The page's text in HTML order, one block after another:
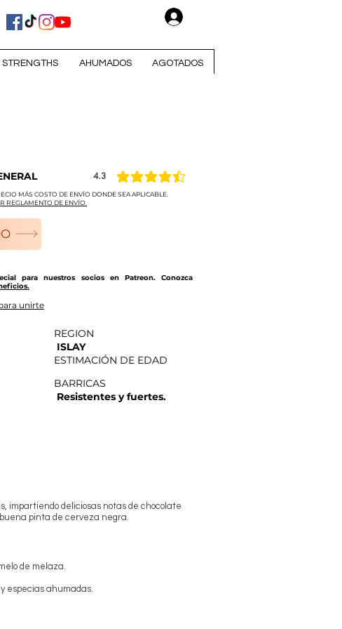
STRENGTHS AHUMADOS AGOTADOS
4.3 la calificación promedio es 4.3 de 5
MÁS COSTO DE ENVÍO DONDE SEA APLICABLE.
REGLAMENTO DE ENVÍO.
para nuestros socios en Patreon. Conozca
unirte
REGION
ISLAY
ESTIMACIÓN DE EDAD
BARRICAS
Resistentes y fuertes.
impartiendo deliciosas notas de chocolate
pinta de cerveza negra.
de melaza.
especias ahumadas.